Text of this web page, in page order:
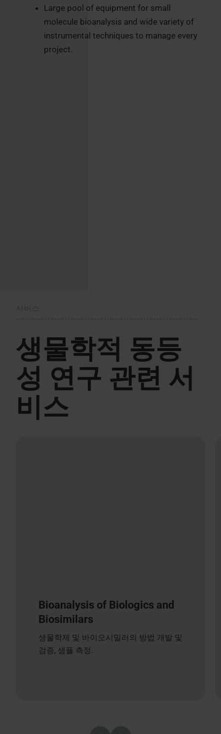
Large pool of equipment for small
molecule bioanalysis and wide variety of
instrumental techniques to manage every
project.
생물학적 동등
성 연구 관련 서
비스
Bioanalysis of Biologics and
Biosimilars
생물학제 및 바이오시밀러의 방법 개발 및
검증, 샘플 측정.